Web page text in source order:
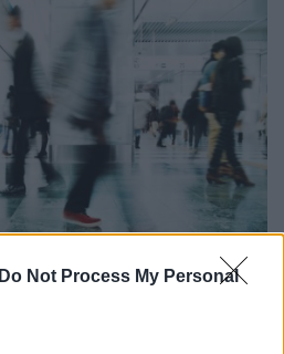
Do Not Process My Personal